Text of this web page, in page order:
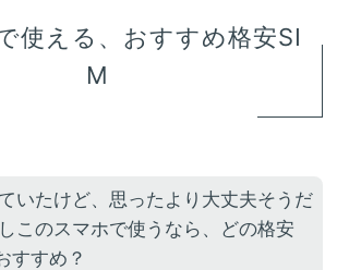
使える、おすすめ格安SI
M
いたけど、思ったより大丈夫そうだ
このスマホで使うなら、どの格安
すすめ？